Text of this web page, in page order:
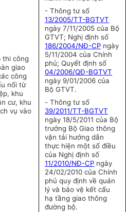
thi công
giao
công
nối từ
khu
cư, khu
vụ vào
- Thông tư số
13/2005/TT-BGTVT
ngày 7/11/2005 của Bộ
GTVT; Nghị định số
186/2004/NĐ-CP ngày
5/11/2004 của Chính
phủ; Quyết định số
04/2006/QĐ-BGTVT
ngày 9/01/2006 của
Bộ GTVT.
-Thông tư số
39/2011/TT-BGTVT
ngày 18/5/2011 của Bộ
trưởng Bộ Giao thông
vận tải hướng dẫn
thực hiện một số điều
của Nghị định số
11/2010/NĐ-CP ngày
24/02/2010 của Chính
phủ quy định về quản
lý và bảo vệ kết cấu
hạ tầng giao thông
đường bộ.